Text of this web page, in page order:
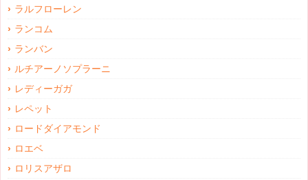
ラルフローレン
ランコム
ランバン
ルチアーノソプラーニ
レディーガガ
レペット
ロードダイアモンド
ロエベ
ロリスアザロ